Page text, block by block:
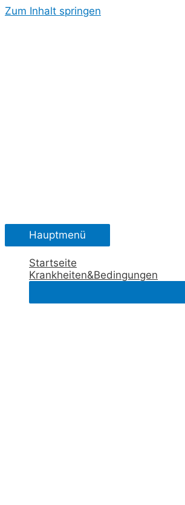
Zum Inhalt springen
Hauptmenü
Startseite
Krankheiten&Bedingungen